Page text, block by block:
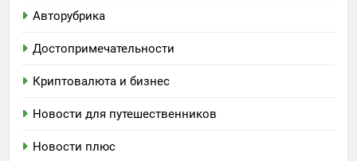
Авторубрика
Достопримечательности
Криптовалюта и бизнес
Новости для путешественников
Новости плюс